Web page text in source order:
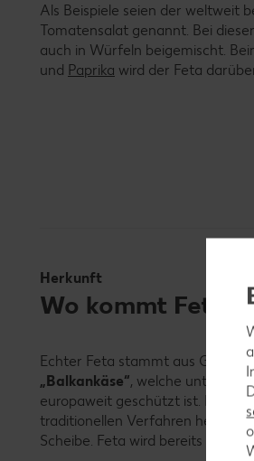
Als Beispiele seien der weltweit
Tomatensalat genannt. Bei
auch in Würfeln beigemischt.
und Paprika wird der Feta
Herkunft
Wo kommt Feta
Echter Feta stammt aus
„Balkankäse“, welche unter
europaweit geschützt ist. Der
traditionellen Verfahren
Scheibe. Feta wird bereits in der